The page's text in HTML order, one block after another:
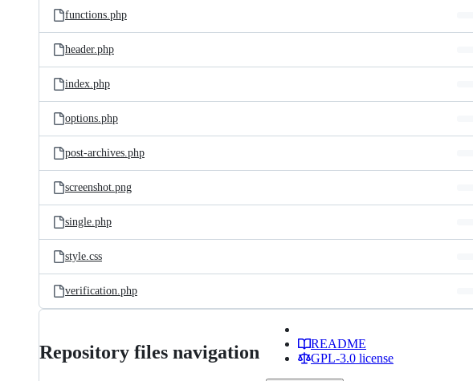
functions.php
header.php
index.php
options.php
post-archives.php
screenshot.png
single.php
style.css
verification.php
Repository files navigation
README
GPL-3.0 license